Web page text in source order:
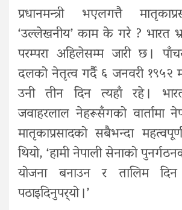
प्रधानमन्त्री भएलगत्तै
‘उल्लेखनीय’ काम के गरे ? भारत
परम्परा अहिलेसम्म जारी छ ।
दलको नेतृत्व गर्दै ६ जनवरी १९५२
उनी तीन दिन त्यहाँ रहे ।
जवाहरलाल नेहरूसँगको वार्तामा
मातृकाप्रसादको सबैभन्दा
थियो, ‘हामी नेपाली सेनाको
योजना बनाउन र तालिम
पठाइदिनुपर्‍यो ।’